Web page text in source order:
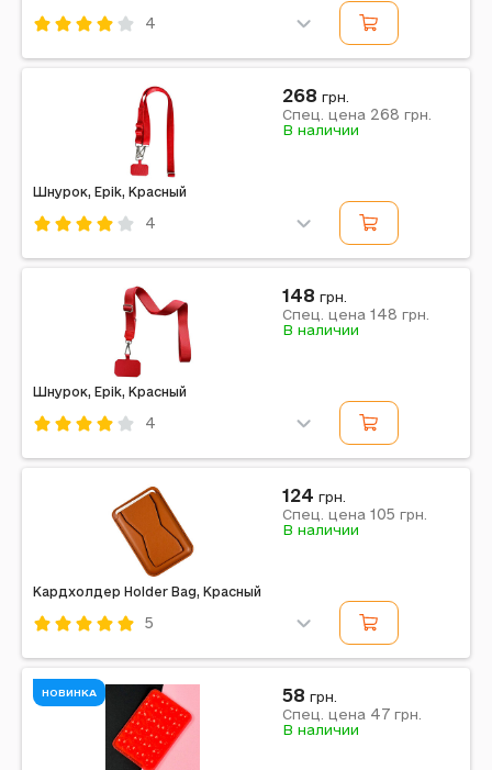
4
Примечание: 75 x 50 мм
Шнурок, Epik, Красный
4
Красный
Примечание: широкий, с двумя креплениями (2 см),
268 грн.
Спец. цена 268 грн.
В наличии
Шнурок, Epik, Красный
4
Красный
Примечание: широкий, 2 см, 140 см
148 грн.
Спец. цена 148 грн.
В наличии
Кардхолдер Holder Bag, Красный
5
Красный
124 грн.
Спец. цена 105 грн.
В наличии
НОВИНКА 58 грн.
Спец. цена 47 грн.
В наличии